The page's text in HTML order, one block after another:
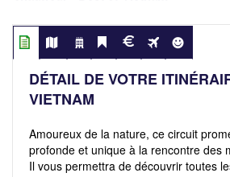
DÉTAIL DE VOTRE
VIETNAM
Amoureux de la nature, ce circuit
profonde et unique à la rencontre des
Il vous permettra de découvrir toutes